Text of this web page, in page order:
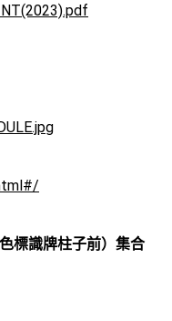
標識牌柱子前）集合